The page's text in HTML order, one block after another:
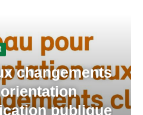
changements
publique